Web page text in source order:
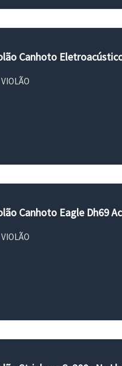
Canhoto
VIOLÃO
Canhoto Eagle Dh69
VIOLÃO